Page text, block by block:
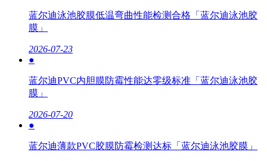
蓝尔迪泳池胶膜低温弯曲性能检测合格「蓝尔迪泳池胶
膜」
2026-07-23
●
蓝尔迪PVC内胆膜防霉性能达零级标准「蓝尔迪泳池胶
膜」
2026-07-20
●
蓝尔迪薄款PVC胶膜防霉检测达标「蓝尔迪泳池胶膜」